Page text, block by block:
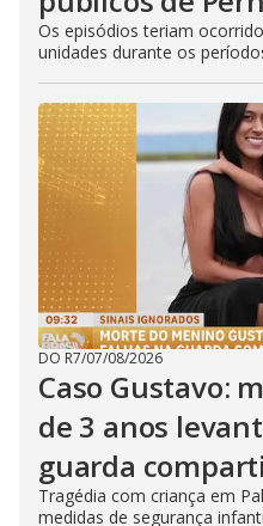
Os episódios teriam
unidades durante os
DO R7/07/08/2026
Caso Gustavo:
de 3 anos
guarda
Tragédia com criança em
medidas de segurança